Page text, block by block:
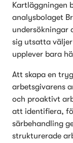
Kartläggningen
analysbolaget
undersökningar
sig utsatta
upplever bara
Att skapa en
arbetsgivarens
och proaktivt
att identifiera,
särbehandling
strukturerade